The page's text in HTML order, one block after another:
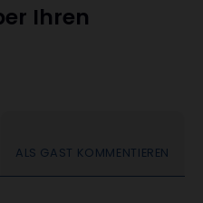
Ihren
ALS GAST KOMMENTIEREN